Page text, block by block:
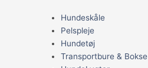
Hundeskåle
Pelspleje
Hundetøj
Transportbure & Bokse